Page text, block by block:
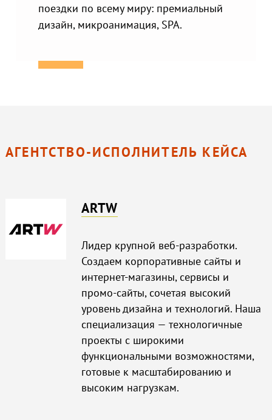
поездки по всему миру: премиальный
дизайн, микроанимация, SPA.
АГЕНТСТВО-ИСПОЛНИТЕЛЬ КЕЙСА
ARTW
Лидер крупной веб-разработки.
Создаем корпоративные сайты и
интернет-магазины, сервисы и
промо-сайты, сочетая высокий
уровень дизайна и технологий. Наша
специализация — технологичные
проекты с широкими
функциональными возможностями,
готовые к масштабированию и
высоким нагрузкам.